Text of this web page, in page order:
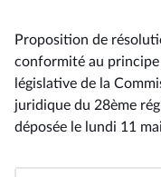
Proposition de
conformité au
législative de la
juridique du 28ème
déposée le lundi 11